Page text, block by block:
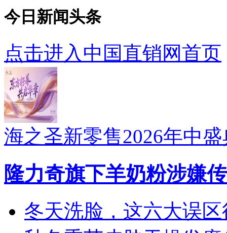
今日新闻头条
点击进入中国直销网首页
海之圣新零售2026年中
隆力奇旗下羊奶粉涉嫌
冬天洗脸，这六大误